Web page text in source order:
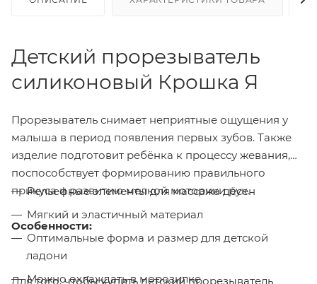
Детский прорезыватель
силиконовый Крошка Я
Прорезыватель снимает неприятные ощущения у
малыша в период появления первых зубов. Также
изделие подготовит ребёнка к процессу жевания,
поспособствует формированию правильного
прикуса и развитию мелкой моторики рук.
Особенности:
Рельефные элементы для массажа дёсен
Мягкий и эластичный материал
Оптимальные форма и размер для детской
ладони
Можно охлаждать в морозилке
Для того, чтобы купить детский прорезыватель